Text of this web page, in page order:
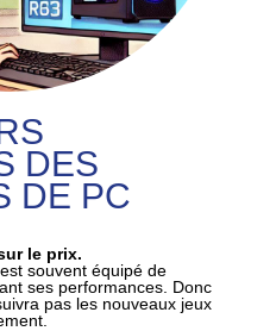
DES
DE PC
le prix.
souvent équipé de
ses performances. Donc
pas les nouveaux jeux